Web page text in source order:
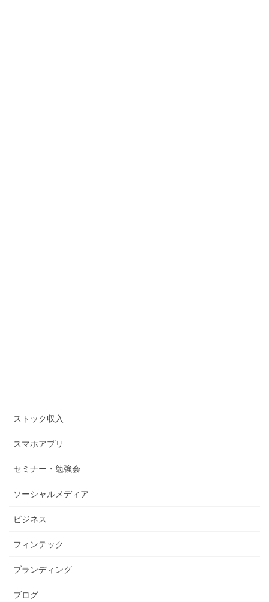
ストック収入
スマホアプリ
セミナー・勉強会
ソーシャルメディア
ビジネス
フィンテック
ブランディング
ブログ